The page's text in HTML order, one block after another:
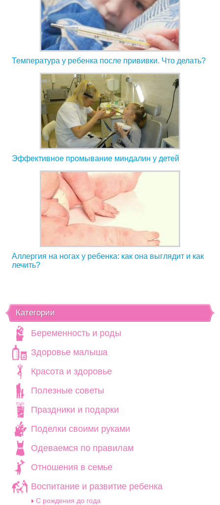
Температура у ребенка после прививки. Что делать?
Эффективное промывание миндалин у детей
Аллергия на ногах у ребенка: как она выглядит и как
лечить?
Категории
Беременность и роды
Здоровье малыша
Красота и здоровье
Полезные советы
Праздники и подарки
Поделки своими руками
Одеваемся по правилам
Отношения в семье
Воспитание и развитие ребенка
C рождения до года